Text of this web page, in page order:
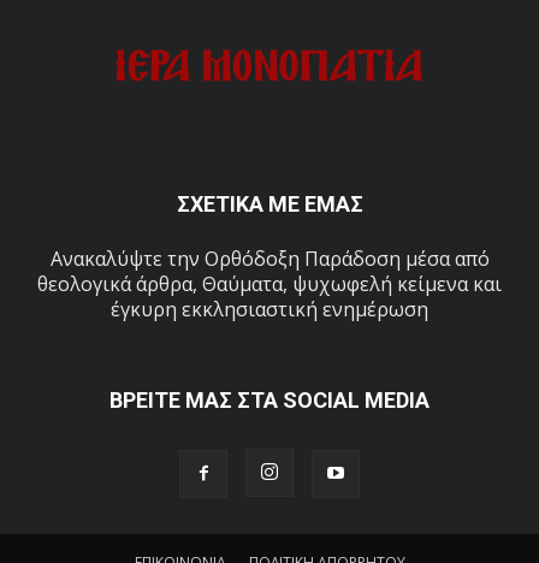
ΣΧΕΤΙΚΑ ΜΕ ΕΜΑΣ
Ανακαλύψτε την Ορθόδοξη Παράδοση μέσα από
θεολογικά άρθρα, Θαύματα, ψυχωφελή κείμενα και
έγκυρη εκκλησιαστική ενημέρωση
ΒΡΕΙΤΕ ΜΑΣ ΣΤΑ SOCIAL MEDIA